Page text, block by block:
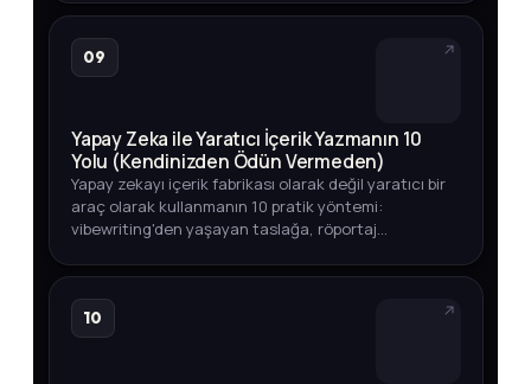
09
Yapay Zeka ile Yaratıcı İçerik Yazmanın 10
Yolu (Kendinizden Ödün Vermeden)
Yapay zekayı içerik fabrikası olarak değil yaratıcı bir
araç olarak kullanmanın 10 pratik yöntemi:
vibewriting'den yaşayan taslağa, röportaj
10